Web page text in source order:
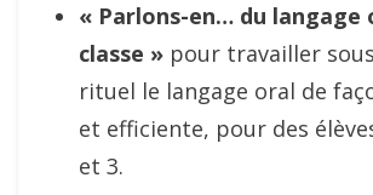
« Parlons-en… du langage
classe » pour travailler
rituel le langage oral de
et efficiente, pour des
et 3.